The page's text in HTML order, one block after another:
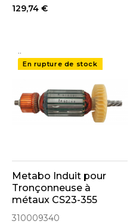
129,74 €
..
En rupture de stock
Metabo Induit pour
Tronçonneuse à
métaux CS23-355
(310009340)
310009340